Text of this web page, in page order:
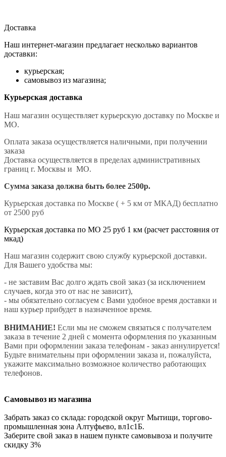
Доставка
Наш интернет-магазин предлагает несколько вариантов
доставки:
курьерская;
самовывоз из магазина;
Курьерская доставка
Наш магазин осуществляет курьерскую доставку по Москве и
МО.
Оплата заказа осуществляется наличными, при получении
заказа
Доставка осуществляется в пределах административных
границ г. Москвы и МО.
Сумма заказа должна быть более 2500р.
Курьерская доставка по Москве ( + 5 км от МКАД) бесплатно
от 2500 руб
Курьерская доставка по МО 25 руб 1 км (расчет расстояния от
мкад)
Наш магазин содержит свою службу курьерской доставки.
Для Вашего удобства мы:
- не заставим Вас долго ждать свой заказ (за исключением
случаев, когда это от нас не зависит),
- мы обязательно согласуем с Вами удобное время доставки и
наш курьер прибудет в назначенное время.
ВНИМАНИЕ! Если мы не сможем связаться с получателем
заказа в течение 2 дней с момента оформления по указанным
Вами при оформлении заказа телефонам - заказ аннулируется!
Будьте внимательны при оформлении заказа и, пожалуйста,
укажите максимально возможное количество работающих
телефонов.
Самовывоз из магазина
Забрать заказ со склада: городской округ Мытищи, торгово-
промышленная зона Алтуфьево, вл1с1Б.
Заберите свой заказ в нашем пункте самовывоза и получите
скидку 3%